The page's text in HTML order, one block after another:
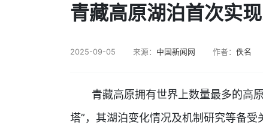
青藏高原湖泊首次实
2025-09-05 来源： 中国新闻网 作者： 佚名
青藏高原拥有世界上数量最多的高原
塔”，其湖泊变化情况及机制研究等备受